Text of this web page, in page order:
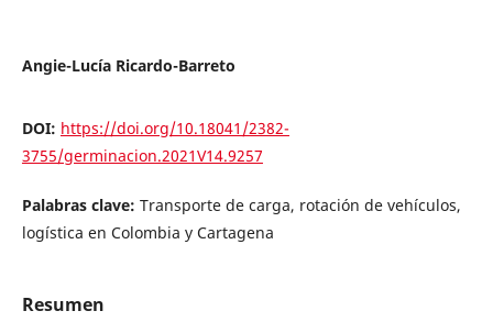
Angie-Lucía Ricardo-Barreto
DOI: https://doi.org/10.18041/2382-
3755/germinacion.2021V14.9257
Palabras clave: Transporte de carga, rotación de vehículos,
logística en Colombia y Cartagena
Resumen